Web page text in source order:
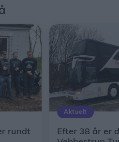
rundt
Aktuelt
Efter 38 år er